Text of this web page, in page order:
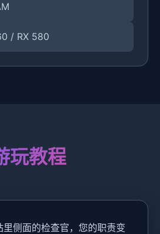
/ RX 580
玩教程
里侧面的检查官，您的职责变